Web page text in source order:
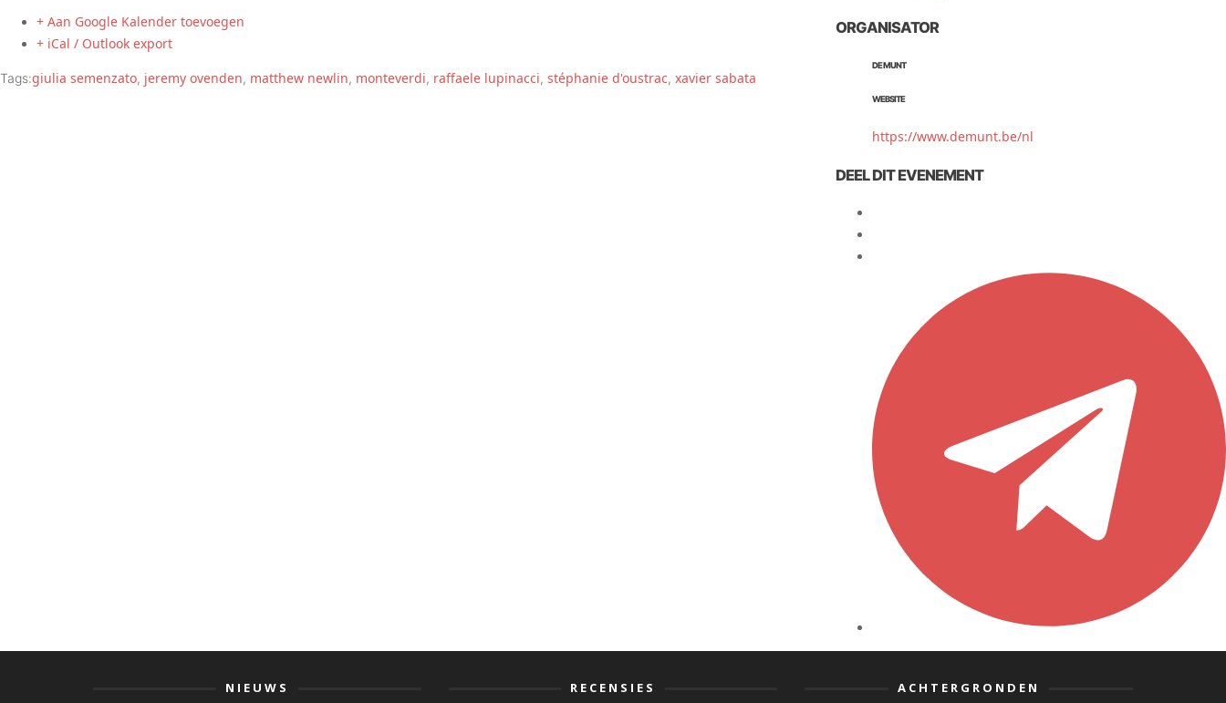
+ Aan Google Kalender toevoegen
+ iCal / Outlook export
Tags:giulia semenzato, jeremy ovenden, matthew newlin, monteverdi, raffaele lupinacci, stéphanie d'oustrac, xavier sabata
ORGANISATOR
DE MUNT
WEBSITE
https://www.demunt.be/nl
DEEL DIT EVENEMENT
NIEUWS RECENSIES ACHTERGRONDEN